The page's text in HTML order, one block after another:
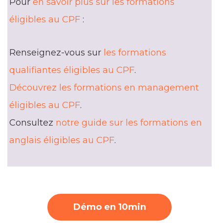
éligibles au CPF :
Renseignez-vous sur les formations
qualifiantes éligibles au CPF.
Découvrez les formations en management
éligibles au CPF.
Consultez notre guide sur les formations en
anglais éligibles au CPF.
Démo en 10min